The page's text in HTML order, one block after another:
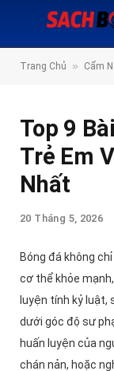
Trang Chủ » Cẩm
Top 9
Trẻ Em
Nhất
20 Tháng 5, 2026
Bóng đá không
cơ thể khỏe
luyện tính kỷ luật,
dưới góc độ sư
huấn luyện của
chán nản, hoặc